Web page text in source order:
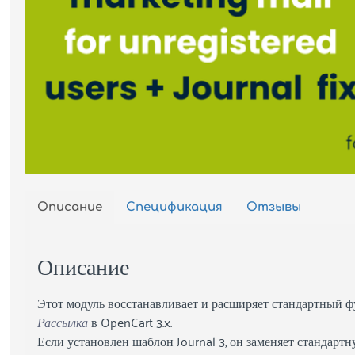
Описание Спецификация Отзывы
Описание
Этот модуль восстанавливает и расширяет стандартный
Рассылкав OpenCart 3.x.
Если установлен шаблон Journal 3, он заменяет